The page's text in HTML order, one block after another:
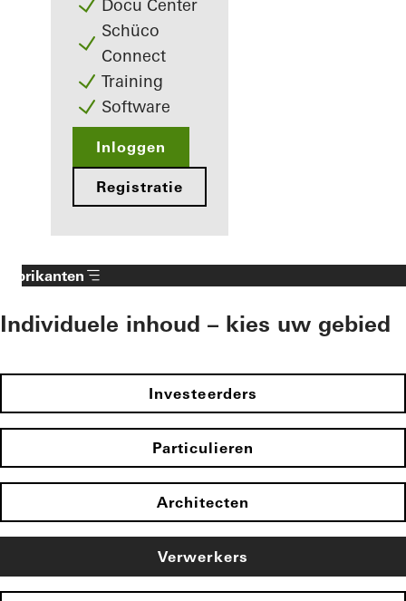
Docu Center
Schüco
Connect
Training
Software
Inloggen
Registratie
Fabrikanten
Individuele inhoud – kies uw gebied
Investeerders
Particulieren
Architecten
Verwerkers